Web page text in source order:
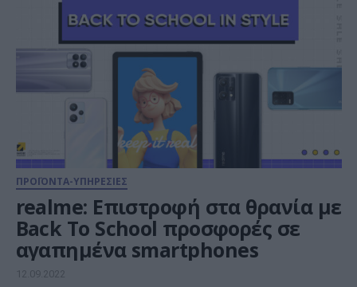
ΠΡΟΪΟΝΤΑ-ΥΠΗΡΕΣΙΕΣ
realme: Επιστροφή στα θρανία με
Back To School προσφορές σε
αγαπημένα smartphones
12.09.2022